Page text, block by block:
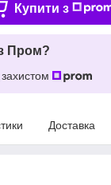
Купити з
Пром?
Доставка